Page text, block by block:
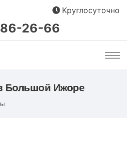
Круглосуточно
26-66
Большой Ижоре